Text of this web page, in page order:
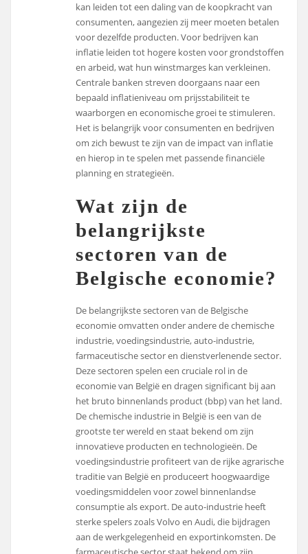
kan leiden tot een daling van de koopkracht van
consumenten, aangezien zij meer moeten betalen
voor dezelfde producten. Voor bedrijven kan
inflatie leiden tot hogere kosten voor grondstoffen
en arbeid, wat hun winstmarges kan verkleinen.
Centrale banken streven doorgaans naar een
bepaald inflatieniveau om prijsstabiliteit te
waarborgen en economische groei te stimuleren.
Het is belangrijk voor consumenten en bedrijven
om zich bewust te zijn van de impact van inflatie
en hierop in te spelen met passende financiële
planning en strategieën.
Wat zijn de
belangrijkste
sectoren van de
Belgische economie?
De belangrijkste sectoren van de Belgische
economie omvatten onder andere de chemische
industrie, voedingsindustrie, auto-industrie,
farmaceutische sector en dienstverlenende sector.
Deze sectoren spelen een cruciale rol in de
economie van België en dragen significant bij aan
het bruto binnenlands product (bbp) van het land.
De chemische industrie in België is een van de
grootste ter wereld en staat bekend om zijn
innovatieve producten en technologieën. De
voedingsindustrie profiteert van de rijke agrarische
traditie van België en produceert hoogwaardige
voedingsmiddelen voor zowel binnenlandse
consumptie als export. De auto-industrie heeft
sterke spelers zoals Volvo en Audi, die bijdragen
aan de werkgelegenheid en exportinkomsten. De